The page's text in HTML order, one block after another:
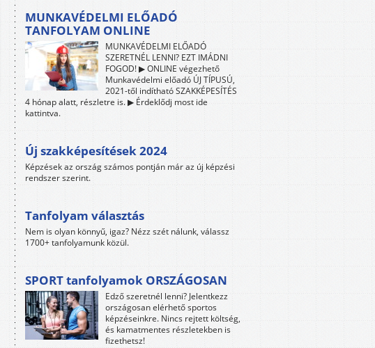
MUNKAVÉDELMI ELŐADÓ
TANFOLYAM ONLINE
MUNKAVÉDELMI ELŐADÓ
SZERETNÉL LENNI? EZT IMÁDNI
FOGOD! ▶ ONLINE végezhető
Munkavédelmi előadó ÚJ TÍPUSÚ,
2021-től indítható SZAKKÉPESÍTÉS
4 hónap alatt, részletre is. ▶ Érdeklődj most ide
kattintva.
Új szakképesítések 2024
Képzések az ország számos pontján már az új képzési
rendszer szerint.
Tanfolyam választás
Nem is olyan könnyű, igaz? Nézz szét nálunk, válassz
1700+ tanfolyamunk közül.
SPORT tanfolyamok ORSZÁGOSAN
Edző szeretnél lenni? Jelentkezz
országosan elérhető sportos
képzéseinkre. Nincs rejtett költség,
és kamatmentes részletekben is
fizethetsz!